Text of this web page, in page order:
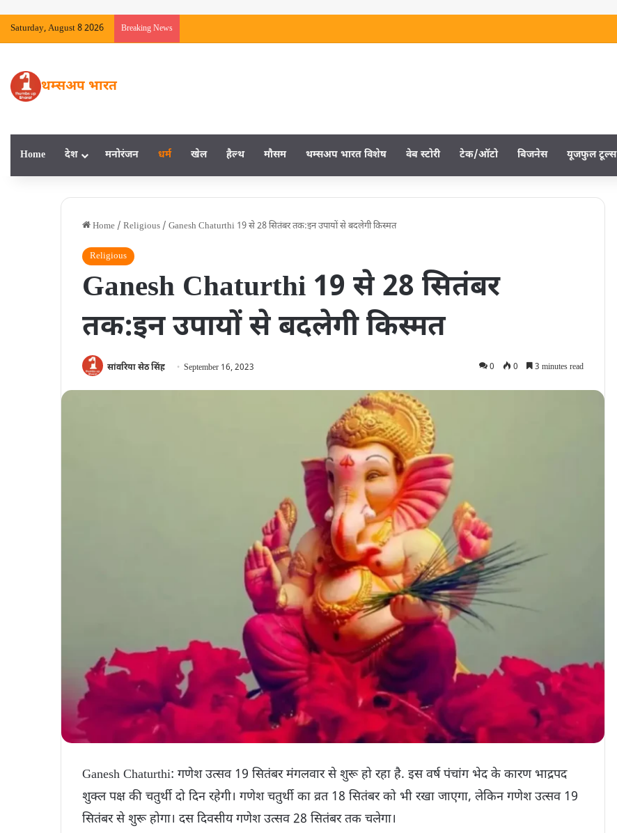
Saturday, August 8 2026 Breaking News
थम्सअप भारत
Home देश मनाेरंजन धर्म खेल हैल्‍थ मौसम थम्‍सअप भारत विशेष वेब स्‍टोरी टेक/ऑटो बिजनेस यूजफुल टूल्‍स
Home / Religious / Ganesh Chaturthi 19 से 28 सितंबर तक:इन उपायों से बदलेगी किस्‍मत
Religious
Ganesh Chaturthi 19 से 28 सितंबर
तक:इन उपायों से बदलेगी किस्‍मत
सांवरिया सेठ सिंह September 16, 2023 0 0 3 minutes read
Ganesh Chaturthi: गणेश उत्सव 19 सितंबर मंगलवार से शुरू हो रहा है. इस वर्ष पंचांग भेद के कारण भाद्रपद
शुक्ल पक्ष की चतुर्थी दो दिन रहेगी। गणेश चतुर्थी का व्रत 18 सितंबर को भी रखा जाएगा, लेकिन गणेश उत्सव 19
सितंबर से शुरू होगा। दस दिवसीय गणेश उत्सव 28 सितंबर तक चलेगा।